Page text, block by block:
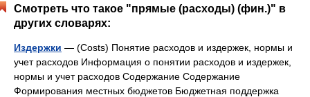
Смотреть что такое "прямые (расходы) (фин.)" в
других словарях:
Издержки — (Costs) Понятие расходов и издержек, нормы и
учет расходов Информация о понятии расходов и издержек,
нормы и учет расходов Содержание Содержание
Формирования местных бюджетов Бюджетная поддержка